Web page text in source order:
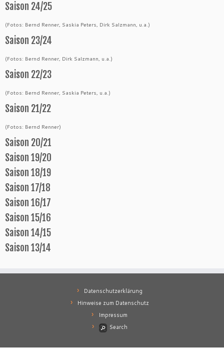
Saison 24/25
(Fotos: Bernd Renner, Saskia Peters, Dirk Salzmann, u.a.)
Saison 23/24
(Fotos: Bernd Renner, Dirk Salzmann, u.a.)
Saison 22/23
(Fotos: Bernd Renner, Saskia Peters, u.a.)
Saison 21/22
(Fotos: Bernd Renner)
Saison 20/21
Saison 19/20
Saison 18/19
Saison 17/18
Saison 16/17
Saison 15/16
Saison 14/15
Saison 13/14
Datenschutzerklärung
Hinweise zum Datenschutz
Impressum
Search